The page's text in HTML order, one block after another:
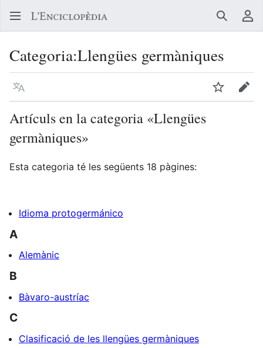
Buscar
Categoria:Llengües germàniques
Llegir en un atre idioma Vigilar
Artículs en la categoria «Llengües
germàniques»
Esta categoria té les següents 18 pàgines:
Idioma protogermánico
A
Alemànic
B
Bàvaro-austríac
C
Clasificació de les llengües germàniques